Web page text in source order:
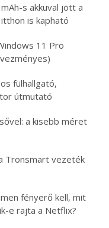
s akkuval jött a
is kapható
11 Pro
fülhallgató,
útmutató
a kisebb méret
Tronsmart vezeték
fényerő kell, mit
e rajta a Netflix?